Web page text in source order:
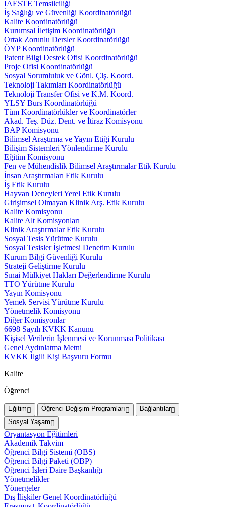
IAESTE Temsilciliği
İş Sağlığı ve Güvenliği Koordinatörlüğü
Kalite Koordinatörlüğü
Kurumsal İletişim Koordinatörlüğü
Ortak Zorunlu Dersler Koordinatörlüğü
ÖYP Koordinatörlüğü
Patent Bilgi Destek Ofisi Koordinatörlüğü
Proje Ofisi Koordinatörlüğü
Sosyal Sorumluluk ve Gönl. Çlş. Koord.
Teknoloji Takımları Koordinatörlüğü
Teknoloji Transfer Ofisi ve K.M. Koord.
YLSY Burs Koordinatörlüğü
Tüm Koordinatörlükler ve Koordinatörler
Akad. Teş. Düz. Dent. ve İtiraz Komisyonu
BAP Komisyonu
Bilimsel Araştırma ve Yayın Etiği Kurulu
Bilişim Sistemleri Yönlendirme Kurulu
Eğitim Komisyonu
Fen ve Mühendislik Bilimsel Araştırmalar Etik Kurulu
İnsan Araştırmaları Etik Kurulu
İş Etik Kurulu
Hayvan Deneyleri Yerel Etik Kurulu
Girişimsel Olmayan Klinik Arş. Etik Kurulu
Kalite Komisyonu
Kalite Alt Komisyonları
Klinik Araştırmalar Etik Kurulu
Sosyal Tesis Yürütme Kurulu
Sosyal Tesisler İşletmesi Denetim Kurulu
Kurum Bilgi Güvenliği Kurulu
Strateji Geliştirme Kurulu
Sınai Mülkiyet Hakları Değerlendirme Kurulu
TTO Yürütme Kurulu
Yayın Komisyonu
Yemek Servisi Yürütme Kurulu
Yönetmelik Komisyonu
Diğer Komisyonlar
6698 Sayılı KVKK Kanunu
Kişisel Verilerin İşlenmesi ve Korunması Politikası
Genel Aydınlatma Metni
KVKK İlgili Kişi Başvuru Formu
Kalite
Öğrenci
Eğitim Öğrenci Değişim Programları
Bağlantılar
Sosyal Yaşam
Oryantasyon Eğitimleri
Akademik Takvim
Öğrenci Bilgi Sistemi (OBS)
Öğrenci Bilgi Paketi (OBP)
Öğrenci İşleri Daire Başkanlığı
Yönetmelikler
Yönergeler
Dış İlişkiler Genel Koordinatörlüğü